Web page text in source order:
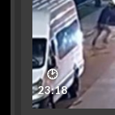
🕑
23:18